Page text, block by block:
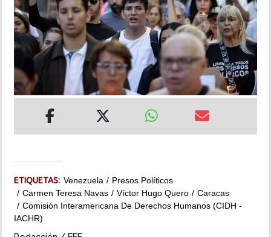
INSÓLITAS
MULTIMEDIA
IMPRESO
ETIQUETAS: Venezuela
Presos Políticos
Carmen Teresa Navas
Víctor Hugo Quero
Caracas
Comisión Interamericana De Derechos Humanos (CIDH -
IACHR)